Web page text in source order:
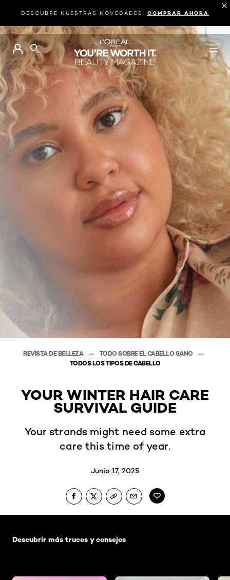
DESCUBRE NUESTRAS NOVEDADES. COMPRAR AHORA
BUSCAR
REVISTA DE BELLEZA
TODO SOBRE EL CABELLO SANO
TODOS LOS TIPOS DE CABELLO
YOUR WINTER HAIR CARE
SURVIVAL GUIDE
Your strands might need some extra
care this time of year.
Junio 17, 2025
Descubrir más trucos y consejos